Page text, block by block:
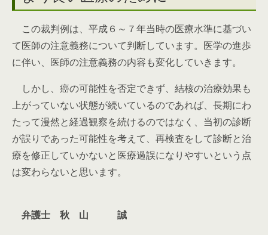
この裁判例は、平成６～７年当時の医療水準に基づい
て医師の注意義務について判断しています。医学の進歩
に伴い、医師の注意義務の内容も変化していきます。
しかし、癌の可能性を否定できず、結核の治療効果も
上がっていない状態が続いているのであれば、長期にわ
たって漫然と経過観察を続けるのではなく、当初の診断
が誤りであった可能性を考えて、再検査をして診断と治
療を修正していかないと医療過誤になりやすいという点
は変わらないと思います。
弁護士 秋 山 誠